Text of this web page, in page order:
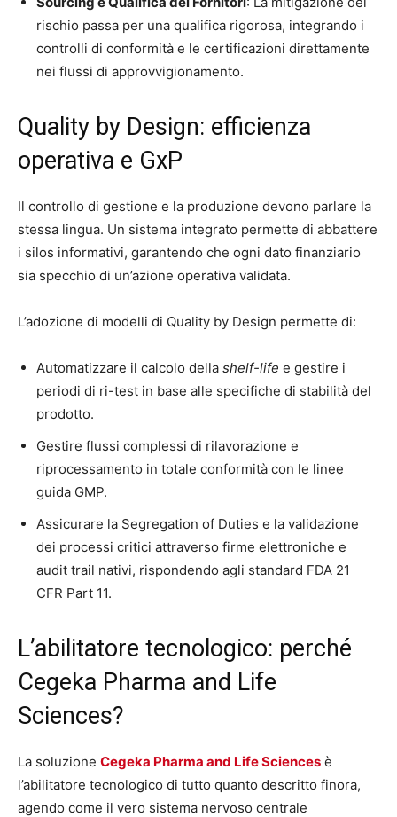
rischio passa per una qualifica rigorosa, integrando i
controlli di conformità e le certificazioni direttamente
nei flussi di approvvigionamento.
Quality by Design: efficienza
operativa e GxP
Il controllo di gestione e la produzione devono parlare la
stessa lingua. Un sistema integrato permette di abbattere
i silos informativi, garantendo che ogni dato finanziario
sia specchio di un’azione operativa validata.
L’adozione di modelli di Quality by Design permette di:
Automatizzare il calcolo della shelf-life e gestire i
periodi di ri-test in base alle specifiche di stabilità del
prodotto.
Gestire flussi complessi di rilavorazione e
riprocessamento in totale conformità con le linee
guida GMP.
Assicurare la Segregation of Duties e la validazione
dei processi critici attraverso firme elettroniche e
audit trail nativi, rispondendo agli standard FDA 21
CFR Part 11.
L’abilitatore tecnologico: perché
Cegeka Pharma and Life
Sciences?
La soluzione Cegeka Pharma and Life Sciences è
l’abilitatore tecnologico di tutto quanto descritto finora,
agendo come il vero sistema nervoso centrale